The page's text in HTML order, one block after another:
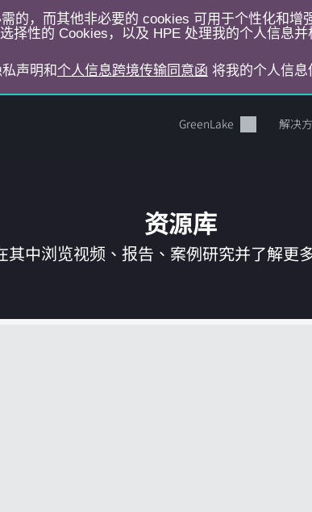
的，而其他非必要的 cookies 可用于个性化和增
择性的 Cookies，以及 HPE 处理我的个人信息并
声明和 个人信息跨境传输同意函 将我的个人信
GreenLake 解决
您的购物车目前是空的
资源库
中浏览视频、报告、案例研究并了解更